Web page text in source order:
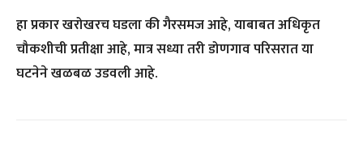
हा प्रकार खरोखरच घडला की गैरसमज आहे, याबाबत अधिकृत
चौकशीची प्रतीक्षा आहे, मात्र सध्या तरी डोणगाव परिसरात या
घटनेने खळबळ उडवली आहे.